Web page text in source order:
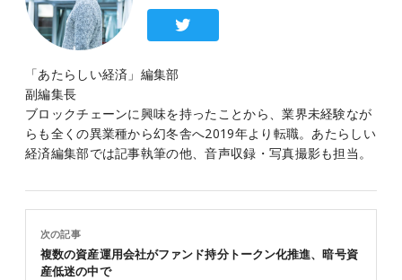
「あたらしい経済」編集部
副編集長
ブロックチェーンに興味を持ったことから、業界未経験なが
らも全くの異業種から幻冬舎へ2019年より転職。あたらしい
経済編集部では記事執筆の他、音声収録・写真撮影も担当。
次の記事
複数の資産運用会社がファンド持分トークン化推進、暗号資
産低迷の中で